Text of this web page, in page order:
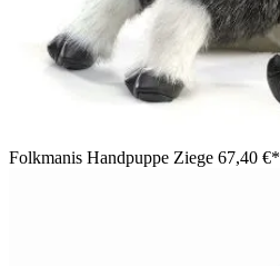
Folkmanis Handpuppe Ziege 67,40 €*